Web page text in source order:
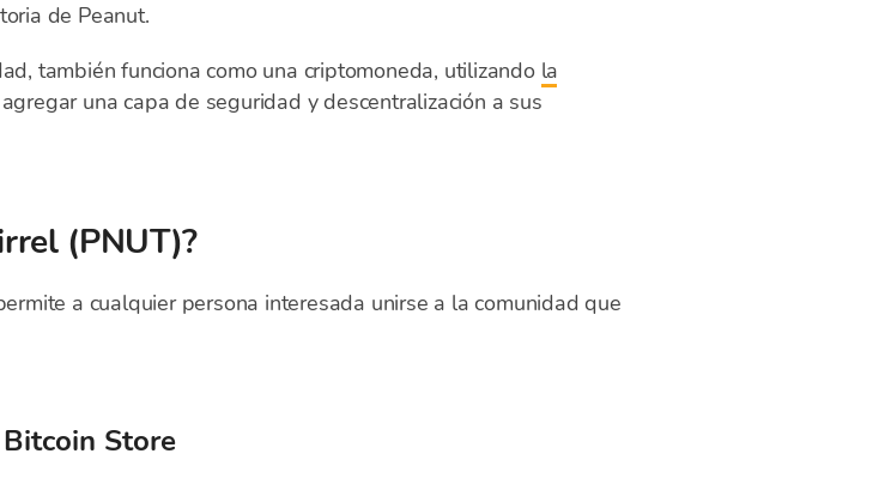
de Peanut.
también funciona como una criptomoneda, utilizando la
una capa de seguridad y descentralización a sus
(PNUT)?
a cualquier persona interesada unirse a la comunidad que
Store